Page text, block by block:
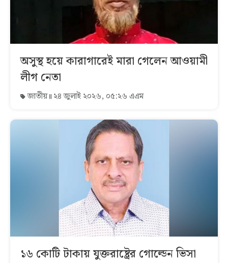
অসুস্থ হয়ে কারাগারেই মারা গেলেন আওয়ামী
লীগ নেতা
জাতীয় ২৪ জুলাই ২০২৬, ০৫:২৬ এএম
১৬ কোটি টাকায় যুক্তরাষ্ট্রের গোল্ডেন ভিসা